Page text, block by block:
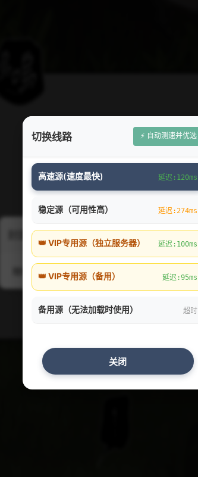
切换线路 ⚡ 自动测速并优选
高速源(速度最快) 延迟:120ms
稳定源（可用性高） 延迟:274ms
👑 VIP专用源（独立服务器） 延迟:100ms
👑 VIP专用源（备用） 延迟:95ms
备用源（无法加载时使用） 超时
关闭
封面图片线路切换（右上角弹出）
线路1 线路2 线路4